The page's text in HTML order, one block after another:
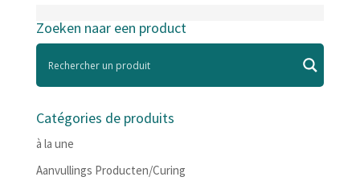
Zoeken naar een product
Catégories de produits
à la une
Aanvullings Producten/Curing